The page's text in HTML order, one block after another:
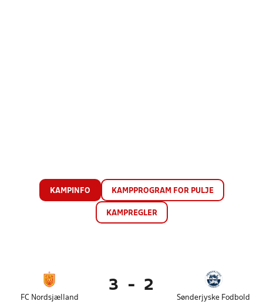
KAMPINFO KAMPPROGRAM FOR PULJE
KAMPREGLER
FC Nordsjælland
3 - 2
Sønderjyske Fodbold